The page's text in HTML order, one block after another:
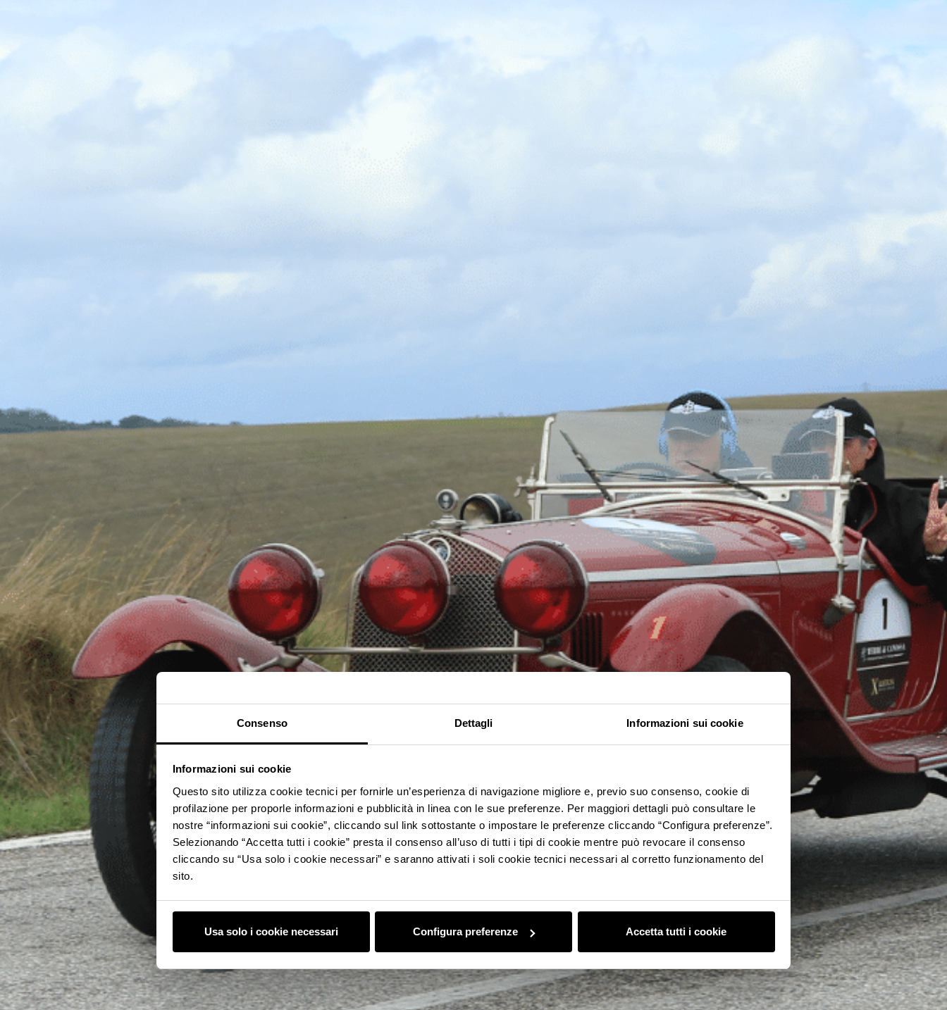
Consenso Dettagli Informazioni sui cookie
Informazioni sui cookie
Questo sito utilizza cookie tecnici per fornirle un’esperienza di navigazione migliore e, previo suo consenso, cookie di
profilazione per proporle informazioni e pubblicità in linea con le sue preferenze. Per maggiori dettagli può consultare le
nostre “informazioni sui cookie”, cliccando sul link sottostante o impostare le preferenze cliccando “Configura preferenze”.
Selezionando “Accetta tutti i cookie” presta il consenso all’uso di tutti i tipi di cookie mentre può revocare il consenso
cliccando su “Usa solo i cookie necessari” e saranno attivati i soli cookie tecnici necessari al corretto funzionamento del
sito.
Usa solo i cookie necessari Configura preferenze Accetta tutti i cookie